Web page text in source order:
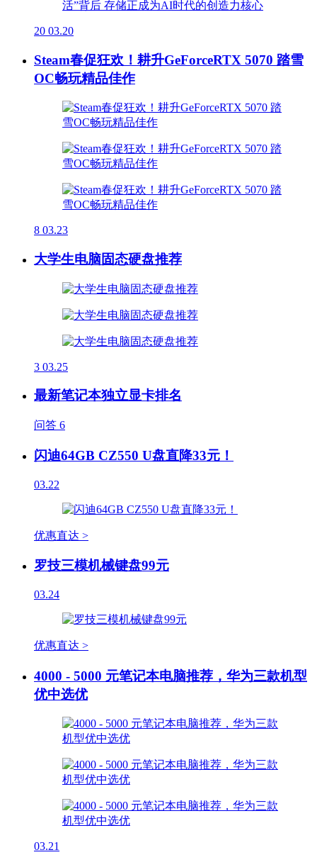
20 03.20
Steam春促狂欢！耕升GeForceRTX 5070 踏雪
OC畅玩精品佳作
8 03.23
大学生电脑固态硬盘推荐
3 03.25
最新笔记本独立显卡排名
问答 6
闪迪64GB CZ550 U盘直降33元！
03.22
优惠直达 >
罗技三模机械键盘99元
03.24
优惠直达 >
4000 - 5000 元笔记本电脑推荐，华为三款机型
优中选优
03.21